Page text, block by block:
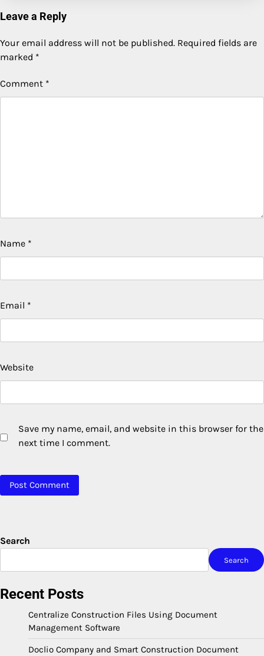
Leave a Reply
Your email address will not be published. Required fields are
marked *
Comment *
Name *
Email *
Website
Save my name, email, and website in this browser for the
next time I comment.
Search
Search
Recent Posts
Centralize Construction Files Using Document
Management Software
Doclio Company and Smart Construction Document